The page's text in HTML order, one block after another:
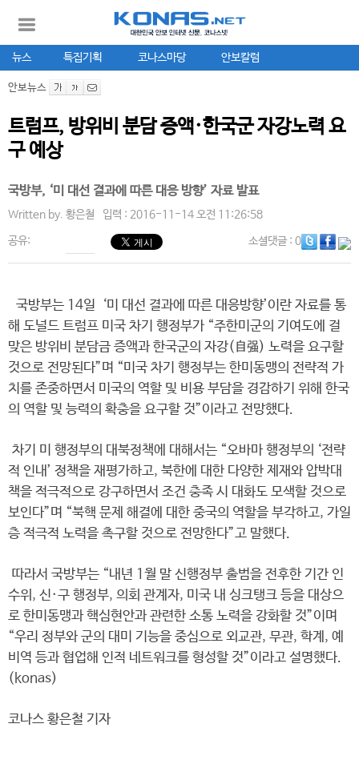
뉴스 특집기획 코나스마당 안보칼럼
안보뉴스
트럼프, 방위비 분담 증액·한국군 자강노력 요
구 예상
국방부, ‘미 대선 결과에 따른 대응 방향’ 자료 발표
Written by. 황은철 입력 : 2016-11-14 오전 11:26:58
공유: 소셜댓글: 0
국방부는 14일 ‘미 대선 결과에 따른 대응방향’이란 자료를 통
해 도널드 트럼프 미국 차기 행정부가 “주한미군의 기여도에 걸
맞은 방위비 분담금 증액과 한국군의 자강(自强) 노력을 요구할
것으로 전망된다”며 “미국 차기 행정부는 한미동맹의 전략적 가
치를 존중하면서 미국의 역할 및 비용 부담을 경감하기 위해 한국
의 역할 및 능력의 확충을 요구할 것”이라고 전망했다.
차기 미 행정부의 대북정책에 대해서는 “오바마 행정부의 ‘전략
적 인내’ 정책을 재평가하고, 북한에 대한 다양한 제재와 압박대
책을 적극적으로 강구하면서 조건 충족 시 대화도 모색할 것으로
보인다”며 “북핵 문제 해결에 대한 중국의 역할을 부각하고, 가일
층 적극적 노력을 촉구할 것으로 전망한다”고 말했다.
따라서 국방부는 “내년 1월 말 신행정부 출범을 전후한 기간 인
수위, 신·구 행정부, 의회 관계자, 미국 내 싱크탱크 등을 대상으
로 한미동맹과 핵심현안과 관련한 소통 노력을 강화할 것”이며
“우리 정부와 군의 대미 기능을 중심으로 외교관, 무관, 학계, 예
비역 등과 협업해 인적 네트워크를 형성할 것”이라고 설명했다.
(konas)
코나스 황은철 기자